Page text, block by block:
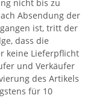
nicht bis zu
Absendung der
ist, tritt der
dass die
keine Lieferpflicht
und Verkäufer
des Artikels
für 10